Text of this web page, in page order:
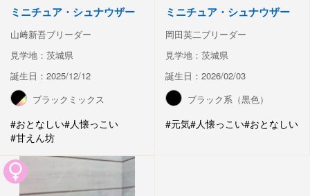
ミニチュア・シュナウザー
山﨑新吾ブリーダー
見学地：茨城県
誕生日：2025/12/12
ブラックミックス
#おとなしい#人懐っこい
#甘えん坊
ミニチュア・シュナウザー
岡田英二ブリーダー
見学地：茨城県
誕生日：2026/02/03
ブラック系（黒色）
#元気#人懐っこい#おとなしい